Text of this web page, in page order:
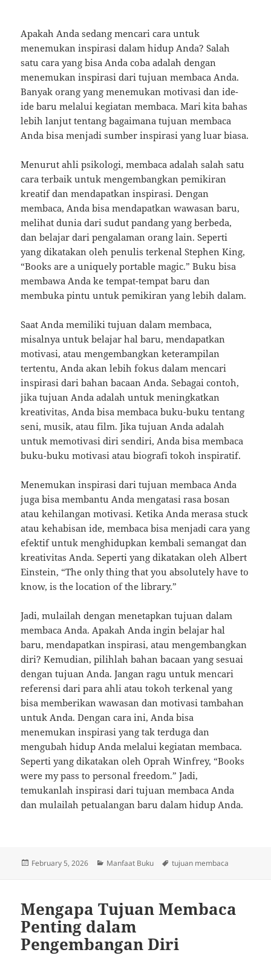
Apakah Anda sedang mencari cara untuk
menemukan inspirasi dalam hidup Anda? Salah
satu cara yang bisa Anda coba adalah dengan
menemukan inspirasi dari tujuan membaca Anda.
Banyak orang yang menemukan motivasi dan ide-
ide baru melalui kegiatan membaca. Mari kita bahas
lebih lanjut tentang bagaimana tujuan membaca
Anda bisa menjadi sumber inspirasi yang luar biasa.
Menurut ahli psikologi, membaca adalah salah satu
cara terbaik untuk mengembangkan pemikiran
kreatif dan mendapatkan inspirasi. Dengan
membaca, Anda bisa mendapatkan wawasan baru,
melihat dunia dari sudut pandang yang berbeda,
dan belajar dari pengalaman orang lain. Seperti
yang dikatakan oleh penulis terkenal Stephen King,
“Books are a uniquely portable magic.” Buku bisa
membawa Anda ke tempat-tempat baru dan
membuka pintu untuk pemikiran yang lebih dalam.
Saat Anda memiliki tujuan dalam membaca,
misalnya untuk belajar hal baru, mendapatkan
motivasi, atau mengembangkan keterampilan
tertentu, Anda akan lebih fokus dalam mencari
inspirasi dari bahan bacaan Anda. Sebagai contoh,
jika tujuan Anda adalah untuk meningkatkan
kreativitas, Anda bisa membaca buku-buku tentang
seni, musik, atau film. Jika tujuan Anda adalah
untuk memotivasi diri sendiri, Anda bisa membaca
buku-buku motivasi atau biografi tokoh inspiratif.
Menemukan inspirasi dari tujuan membaca Anda
juga bisa membantu Anda mengatasi rasa bosan
atau kehilangan motivasi. Ketika Anda merasa stuck
atau kehabisan ide, membaca bisa menjadi cara yang
efektif untuk menghidupkan kembali semangat dan
kreativitas Anda. Seperti yang dikatakan oleh Albert
Einstein, “The only thing that you absolutely have to
know, is the location of the library.”
Jadi, mulailah dengan menetapkan tujuan dalam
membaca Anda. Apakah Anda ingin belajar hal
baru, mendapatkan inspirasi, atau mengembangkan
diri? Kemudian, pilihlah bahan bacaan yang sesuai
dengan tujuan Anda. Jangan ragu untuk mencari
referensi dari para ahli atau tokoh terkenal yang
bisa memberikan wawasan dan motivasi tambahan
untuk Anda. Dengan cara ini, Anda bisa
menemukan inspirasi yang tak terduga dan
mengubah hidup Anda melalui kegiatan membaca.
Seperti yang dikatakan oleh Oprah Winfrey, “Books
were my pass to personal freedom.” Jadi,
temukanlah inspirasi dari tujuan membaca Anda
dan mulailah petualangan baru dalam hidup Anda.
Posted
February 5, 2026 Categories
Manfaat Buku Tags
tujuan membaca
Mengapa Tujuan Membaca
Penting dalam
Pengembangan Diri